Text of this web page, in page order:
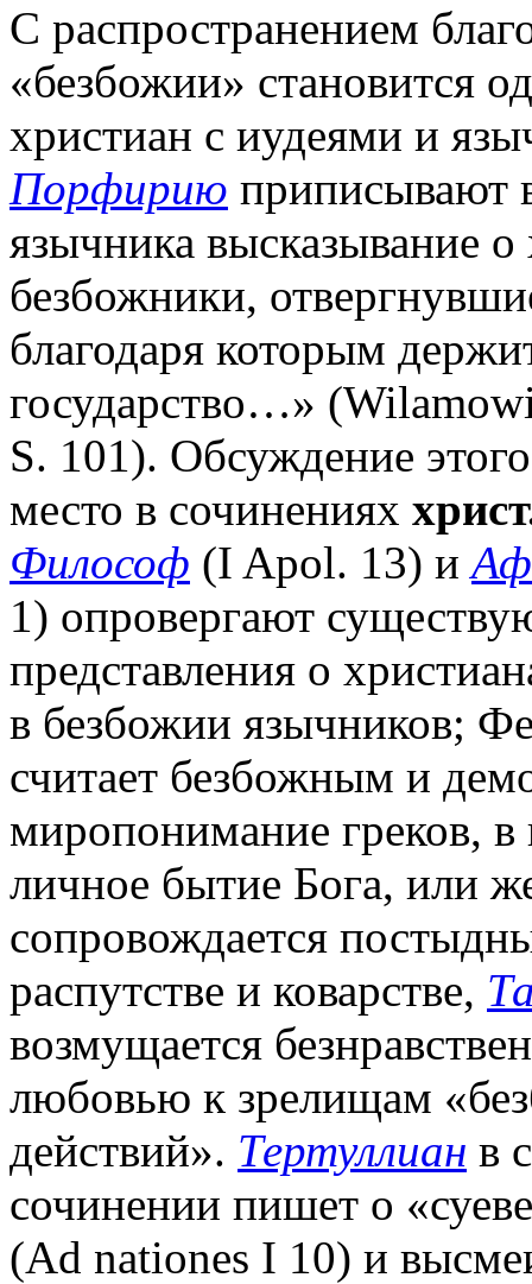
С распространением
«безбожии» становится
христиан с иудеями и
Порфирию приписывают
язычника высказывание
безбожники,
благодаря которым
государство…»
S. 101). Обсуждение
место в сочинениях
Философ (I Apol. 13) и
1) опровергают
представления о
в безбожии язычников;
считает безбожным и
миропонимание греков,
личное бытие Бога, или
сопровождается
распутстве и коварстве,
возмущается
любовью к зрелищам
действий». Тертуллиан в
сочинении пишет о
(Ad nationes I 10) и